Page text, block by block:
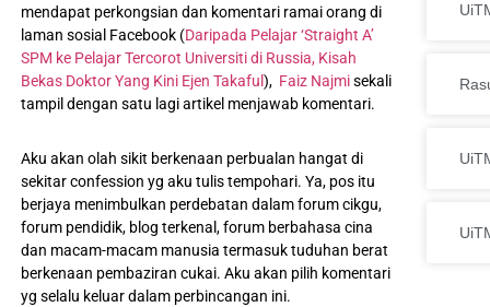
mendapat perkongsian dan komentari ramai orang di
laman sosial Facebook (Daripada Pelajar ‘Straight A’
SPM ke Pelajar Tercorot Universiti di Russia, Kisah
Bekas Doktor Yang Kini Ejen Takaful ), Faiz Najmisekali
tampil dengan satu lagi artikel menjawab komentari.
Aku akan olah sikit berkenaan perbualan hangat di
sekitar confession yg aku tulis tempohari. Ya, pos itu
berjaya menimbulkan perdebatan dalam forum cikgu,
forum pendidik, blog terkenal, forum berbahasa cina
dan macam-macam manusia termasuk tuduhan berat
berkenaan pembaziran cukai. Aku akan pilih komentari
yg selalu keluar dalam perbincangan ini.